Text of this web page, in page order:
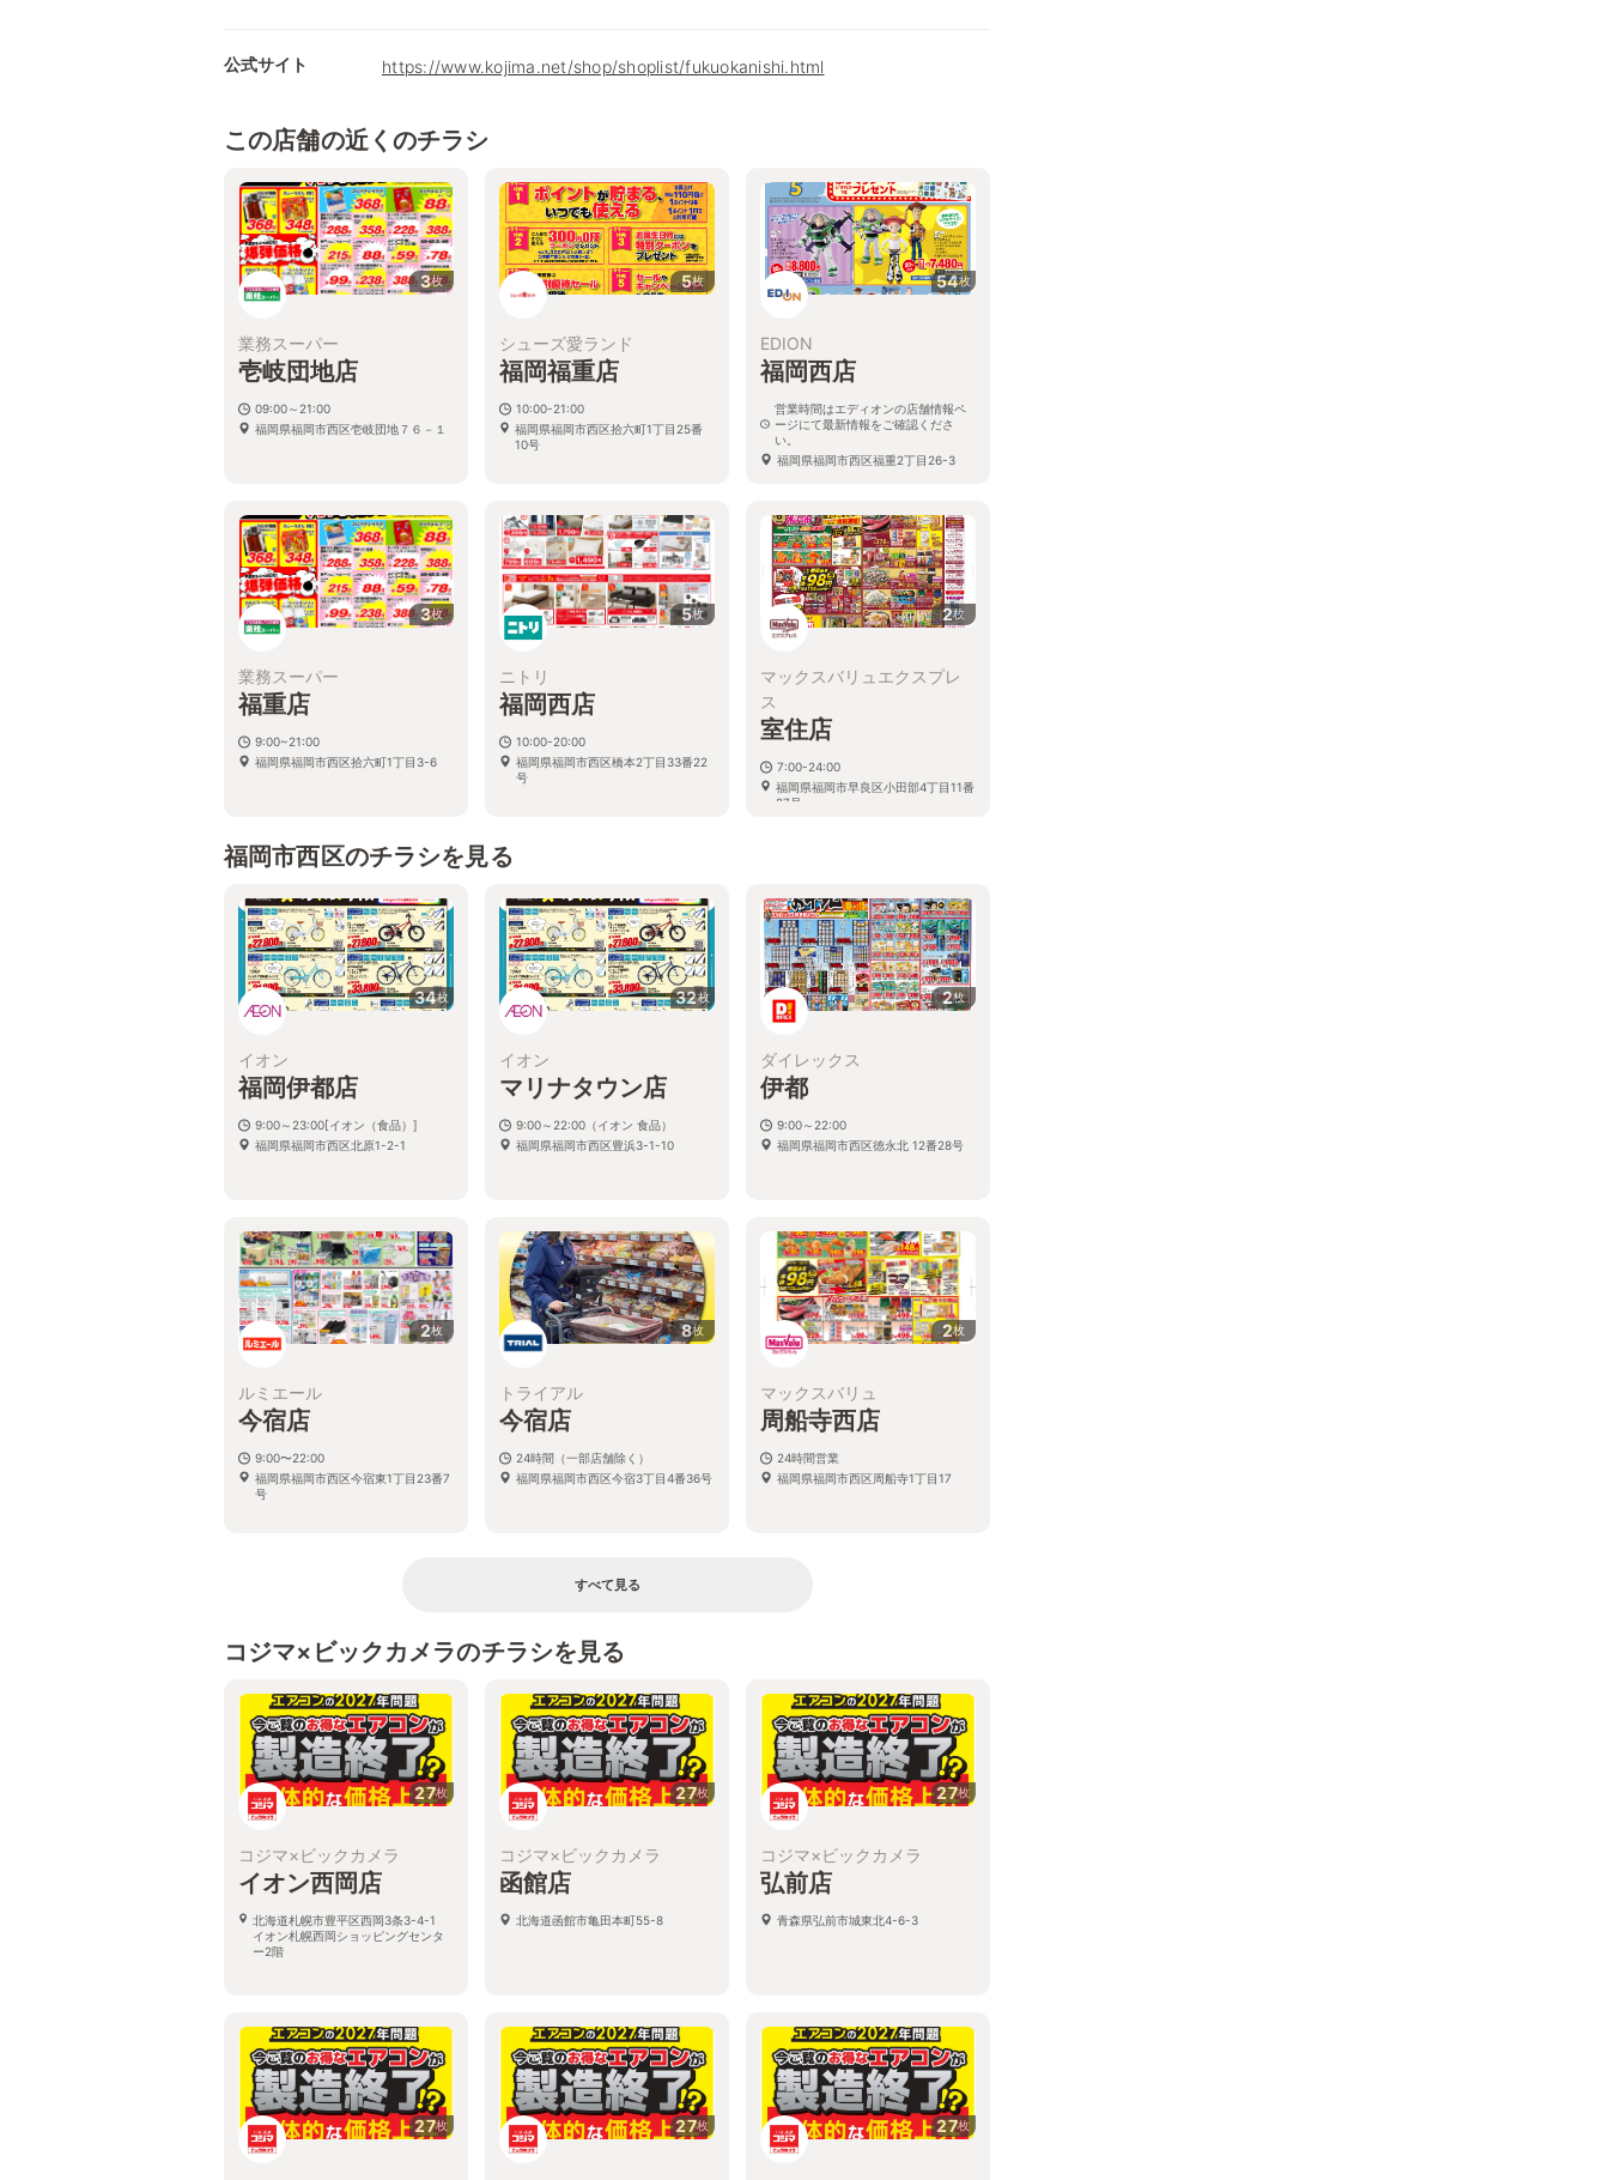
公式サイト https://www.kojima.net/shop/shoplist/fukuokanishi.html
この店舗の近くのチラシ
3枚
業務スーパー
壱岐団地店
09:00～21:00
福岡県福岡市西区壱岐団地７６－１
5枚
シューズ愛ランド
福岡福重店
10:00-21:00
福岡県福岡市西区拾六町1丁目25番
10号
54枚
EDION
福岡西店
営業時間はエディオンの店舗情報ペ
ージにて最新情報をご確認くださ
い。
福岡県福岡市西区福重2丁目26-3
3枚
業務スーパー
福重店
9:00~21:00
福岡県福岡市西区拾六町1丁目3-6
5枚
ニトリ
福岡西店
10:00-20:00
福岡県福岡市西区橋本2丁目33番22
号
2枚
マックスバリュエクスプレ
ス
室住店
7:00-24:00
福岡県福岡市早良区小田部4丁目11番
27号
福岡市西区のチラシを見る
34枚
イオン
福岡伊都店
9:00～23:00[イオン（食品）]
福岡県福岡市西区北原1-2-1
32枚
イオン
マリナタウン店
9:00～22:00（イオン 食品）
福岡県福岡市西区豊浜3-1-10
2枚
ダイレックス
伊都
9:00～22:00
福岡県福岡市西区徳永北 12番28号
2枚
ルミエール
今宿店
9:00〜22:00
福岡県福岡市西区今宿東1丁目23番7
号
8枚
トライアル
今宿店
24時間（一部店舗除く）
福岡県福岡市西区今宿3丁目4番36号
2枚
マックスバリュ
周船寺西店
24時間営業
福岡県福岡市西区周船寺1丁目17
すべて見る
コジマ×ビックカメラのチラシを見る
27枚
コジマ×ビックカメラ
イオン西岡店
北海道札幌市豊平区西岡3条3-4-1
イオン札幌西岡ショッピングセンタ
ー2階
27枚
コジマ×ビックカメラ
函館店
北海道函館市亀田本町55-8
27枚
コジマ×ビックカメラ
弘前店
青森県弘前市城東北4-6-3
27枚 27枚 27枚